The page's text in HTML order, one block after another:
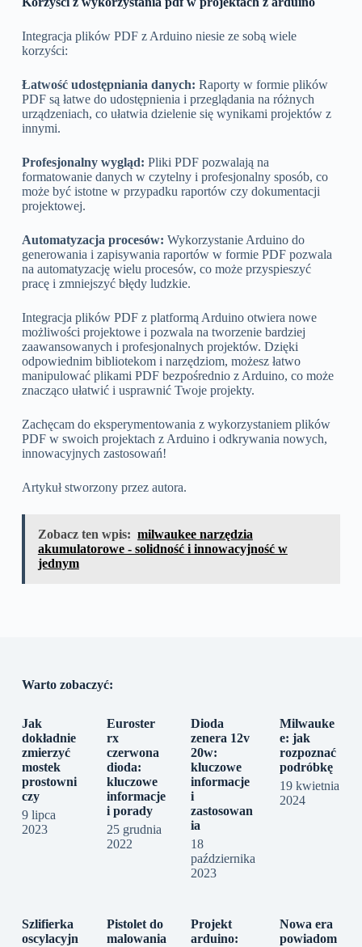
Integracja plików PDF z Arduino niesie ze sobą wiele
korzyści:
Łatwość udostępniania danych: Raporty w formie plików
PDF są łatwe do udostępnienia i przeglądania na różnych
urządzeniach, co ułatwia dzielenie się wynikami projektów z
innymi.
Profesjonalny wygląd: Pliki PDF pozwalają na
formatowanie danych w czytelny i profesjonalny sposób, co
może być istotne w przypadku raportów czy dokumentacji
projektowej.
Automatyzacja procesów: Wykorzystanie Arduino do
generowania i zapisywania raportów w formie PDF pozwala
na automatyzację wielu procesów, co może przyspieszyć
pracę i zmniejszyć błędy ludzkie.
Integracja plików PDF z platformą Arduino otwiera nowe
możliwości projektowe i pozwala na tworzenie bardziej
zaawansowanych i profesjonalnych projektów. Dzięki
odpowiednim bibliotekom i narzędziom, możesz łatwo
manipulować plikami PDF bezpośrednio z Arduino, co może
znacząco ułatwić i usprawnić Twoje projekty.
Zachęcam do eksperymentowania z wykorzystaniem plików
PDF w swoich projektach z Arduino i odkrywania nowych,
innowacyjnych zastosowań!
Artykuł stworzony przez autora.
Zobacz ten wpis: milwaukee narzędzia
akumulatorowe - solidność i innowacyjność w
jednym
Warto zobaczyć:
Jak
dokładnie
zmierzyć
mostek
prostowni
czy
9 lipca
2023
Euroster
rx
czerwona
dioda:
kluczowe
informacje
i porady
25 grudnia
2022
Dioda
zenera 12v
20w:
kluczowe
informacje
i
zastosowan
ia
18
października
2023
Milwauke
e: jak
rozpoznać
podróbkę
19 kwietnia
2024
Szlifierka
oscylacyjn
Pistolet do
malowania
Projekt
arduino:
Nowa era
powiadom